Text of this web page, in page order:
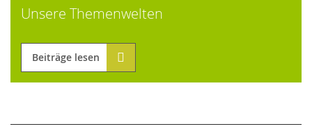
Unsere Themenwelten
Beiträge lesen